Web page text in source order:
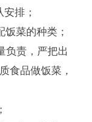
排；
菜的种类；
负责，严把出
食品做饭菜，